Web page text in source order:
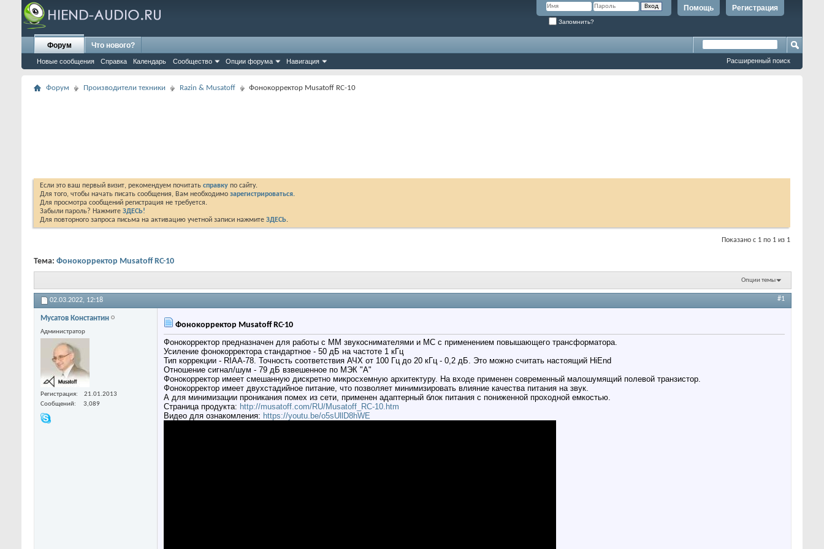
Регистрация
Помощь
Запомнить?
Форум
Новые сообщения Справка Календарь Сообщество Опции форума Навигация
Что нового?
Расширенный поиск
Форум Производители техники Razin & Musatoff Фонокорректор Musatoff RC-10
Если это ваш первый визит, рекомендуем почитать справку по сайту.
Для того, чтобы начать писать сообщения, Вам необходимо зарегистрироваться.
Для просмотра сообщений регистрация не требуется.
Забыли пароль? Нажмите ЗДЕСЬ!
Для повторного запроса письма на активацию учетной записи нажмите ЗДЕСЬ.
Показано с 1 по 1 из 1
Тема: Фонокорректор Musatoff RC-10
Опции темы
02.03.2022, 12:18 #1
Мусатов Константин
Администратор
Регистрация
21.01.2013
Сообщений
3,089
Фонокорректор Musatoff RC-10
Фонокорректор предназначен для работы с ММ звукоснимателями и МС с применением повышающего трансформатора.
Усиление фонокорректора стандартное - 50 дБ на частоте 1 кГц
Тип коррекции - RIAA-78. Точность соответствия АЧХ от 100 Гц до 20 кГц - 0,2 дБ. Это можно считать настоящий HiEnd
Отношение сигнал/шум - 79 дБ взвешенное по МЭК "А"
Фонокорректор имеет смешанную дискретно микросхемную архитектуру. На входе применен современный малошумящий полевой транзистор.
Фонокорректор имеет двухстадийное питание, что позволяет минимизировать влияние качества питания на звук.
А для минимизации проникания помех из сети, применен адаптерный блок питания с пониженной проходной емкостью.
Страница продукта: http://musatoff.com/RU/Musatoff_RC-10.htm
Видео для ознакомления: https://youtu.be/o5sUllD8hWE